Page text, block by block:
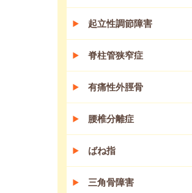
起立性調節障害
脊柱管狭窄症
有痛性外脛骨
腰椎分離症
ばね指
三角骨障害